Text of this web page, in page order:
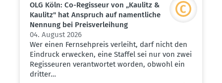
OLG Köln: Co-Regisseur von „Kaulitz &
Kaulitz" hat Anspruch auf nament­liche
Nennung bei Preis­ver­leihung
04. August 2026
Wer einen Fernsehpreis verleiht, darf nicht den
Eindruck erwecken, eine Staffel sei nur von zwei
Regisseuren verantwortet worden, obwohl ein
dritter…